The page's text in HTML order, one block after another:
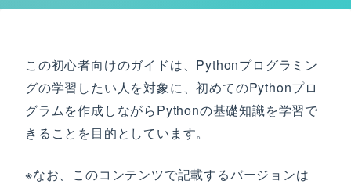
この初心者向けのガイドは、Pythonプログラミン
グの学習したい人を対象に、初めてのPythonプロ
グラムを作成しながらPythonの基礎知識を学習で
きることを目的としています。
※なお、このコンテンツで記載するバージョンは